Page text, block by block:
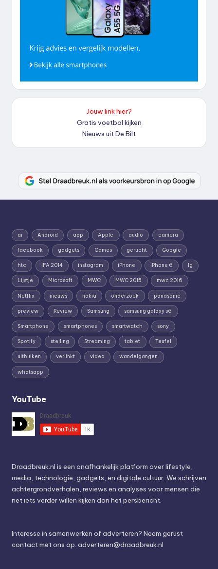
Jouw link hier?
Gratis voetbal kijken
Nieuws uit De Bilt
ai Android app Apple audio camera
facebook gadgets Games gerucht Google
htc IFA 2014 instagram iPhone iPhone 6 lg
Lijstje Microsoft MWC MWC 2015 mwc 2016
Netflix nieuws nokia onderzoek panasonic
preview Review Samsung samsung galaxy s6
Smartphone smartphones smartwatch sony
Spotify stelling Streaming tablet Teufel
uitbuiken verlinkt video wandelgangen
whatsapp
YouTube
Draadbreuk.nl is een onafhankelijk platform over lifestyle,
media, technologie, gadgets, en digitale cultuur. We schrijven
achtergrondverhalen, reviews en analyses voor mensen die
net iets verder willen kijken dan het persbericht.
Interesse in samenwerken of adverteren? Neem gerust
contact met ons op. adverteren@draadbreuk.nl